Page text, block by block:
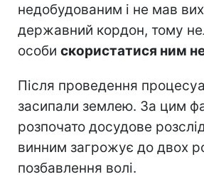
недобудованим і не мав
державний кордон, тому
особи скористатися ним
Після проведення
засипали землею. За цим
розпочато досудове
винним загрожує до двох
позбавлення волі.